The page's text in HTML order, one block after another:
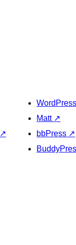
↗
Matt ↗
bbPress ↗